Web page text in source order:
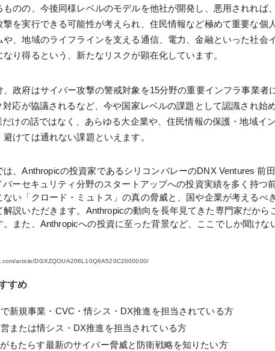
ものの、今後同様レベルのモデルを他社が開発し、 悪用されれば
撃を実行できる可能性が考えられ、住民情報など極めて重要な個
や、地域のライフラインを支える通信、電力、金融といった社会
なり得るという、新たなリスクが顕在化しています。
、政府はサイバー攻撃の警戒対象を15分野の重要インフラ事業者
対応が協議されるなど、今や国家レベルの課題として認識され始
だけの話ではなく、あらゆる大企業や、住民情報の保護・地域イ
けては通れない課題といえます。
は、Anthropicの投資家であるシリコンバレーのDNX Ventures 前
バーセキュリティ分野のスタートアップへの投資実績を多く持つ
ない「クロード・ミュトス」の真の脅威と、国や企業が考えるべ
解説いただきます。Anthropicの動向を長年見てきた専門家だから
。また、Anthropicへの投資に至った背景など、ここでしか聞けな
article/DGXZQOUA206L10Q6A520C2000000/
すめ
新規事業・CVC・情シス・DX推進を担当されている方
または情シス・DX推進を担当されている方
もたらす最新のサイバー脅威と防衛戦略を知りたい方